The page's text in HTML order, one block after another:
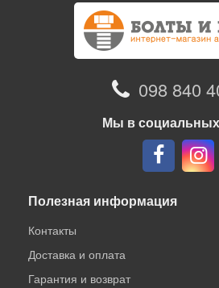
098 840
Мы в социальных
Полезная информация
Контакты
Доставка и оплата
Гарантия и возврат